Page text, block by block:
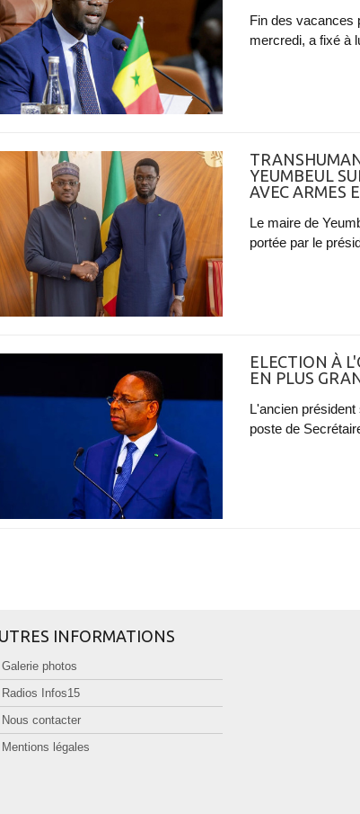
Fin des vacances
mercredi, a fixé à
YEUMBEUL
AVEC ARMES
Le maire de
portée par le
ELECTION À
EN PLUS
L'ancien
poste de
INFORMATIONS
Galerie photos
Radios Infos15
Nous contacter
Mentions légales